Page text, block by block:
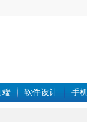
端 软件设计 手